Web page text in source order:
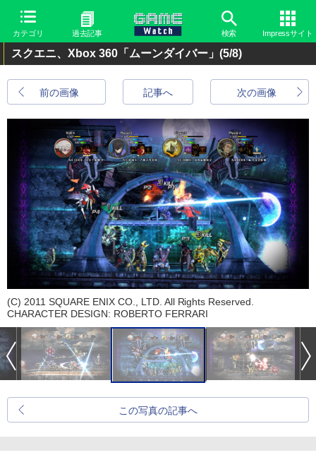
カテゴリ 過去記事 検索 Impressサイト
スクエニ、Xbox 360「ムーンダイバー」 (5/8)
前の画像 次の画像
記事へ
(C) 2011 SQUARE ENIX CO., LTD. All Rights Reserved.
CHARACTER DESIGN: ROBERTO FERRARI
この写真の記事へ